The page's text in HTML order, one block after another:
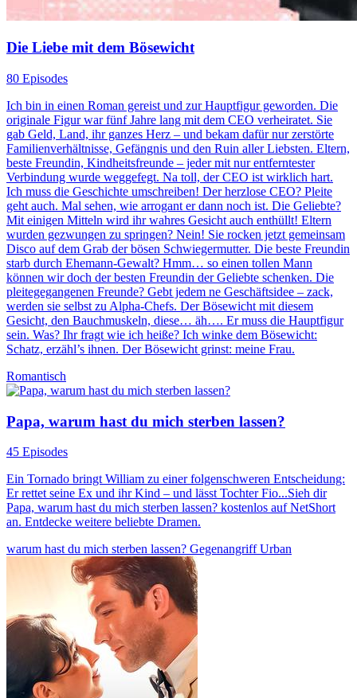
Die Liebe mit dem Bösewicht
80 Episodes
Ich bin in einen Roman gereist und zur Hauptfigur geworden. Die
originale Figur war fünf Jahre lang mit dem CEO verheiratet. Sie
gab Geld, Land, ihr ganzes Herz – und bekam dafür nur zerstörte
Familienverhältnisse, Gefängnis und den Ruin aller Liebsten. Eltern,
beste Freundin, Kindheitsfreunde – jeder mit nur entferntester
Verbindung wurde weggefegt. Na toll, der CEO ist wirklich hart.
Ich muss die Geschichte umschreiben! Der herzlose CEO? Pleite
geht auch. Mal sehen, wie arrogant er dann noch ist. Die Geliebte?
Mit einigen Mitteln wird ihr wahres Gesicht auch enthüllt! Eltern
wurden gezwungen zu springen? Nein! Sie rocken jetzt gemeinsam
Disco auf dem Grab der bösen Schwiegermutter. Die beste Freundin
starb durch Ehemann-Gewalt? Hmm… so einen tollen Mann
können wir doch der besten Freundin der Geliebte schenken. Die
pleitegegangenen Freunde? Gebt jedem ne Geschäftsidee – zack,
werden sie selbst zu Alpha-Chefs. Der Bösewicht mit diesem
Gesicht, den Bauchmuskeln, diese… äh…. Er muss die Hauptfigur
sein. Was? Ihr fragt wie ich heiße? Ich winke dem Bösewicht:
Schatz, erzähl’s ihnen. Der Bösewicht grinst: meine Frau.
Romantisch
Papa, warum hast du mich sterben lassen?
45 Episodes
Ein Tornado bringt William zu einer folgenschweren Entscheidung:
Er rettet seine Ex und ihr Kind – und lässt Tochter Fio...Sieh dir
Papa, warum hast du mich sterben lassen? kostenlos auf NetShort
an. Entdecke weitere beliebte Dramen.
warum hast du mich sterben lassen? GegenangriffUrban